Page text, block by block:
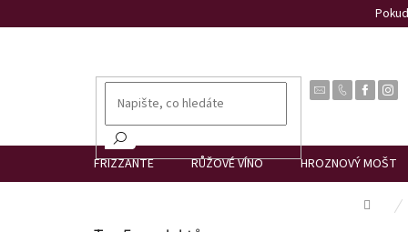
na
FRIZZANTE RŮŽOVÉ VÍNO HROZNOVÝ MOŠT
Domů